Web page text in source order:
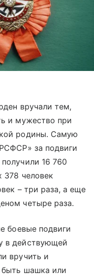
вручали тем,
и мужество при
родины. Самую
за подвиги
16 760
378 человек
– три раза, а еще
четыре раза.
боевые подвиги
в действующей
вручить и
быть шашка или